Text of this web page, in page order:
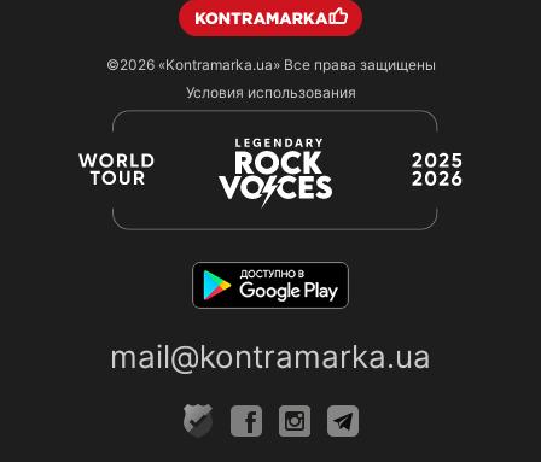
©2026 «Kontramarka.ua»Все права защищены
Условия использования
mail@kontramarka.ua